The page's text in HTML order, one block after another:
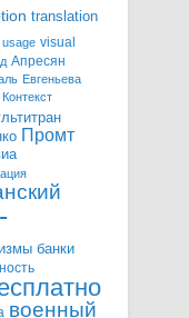
translation
usage visual
Апресян
Евгеньева
Контекст
Промт
банки
военный